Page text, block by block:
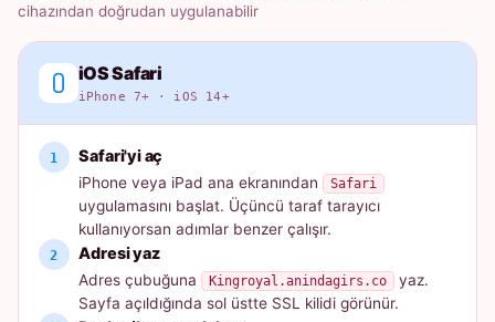
cihazından doğrudan uygulanabilir
iOS Safari
iPhone 7+ · iOS 14+
Safari'yi aç
iPhone veya iPad ana ekranından Safari
uygulamasını başlat. Üçüncü taraf tarayıcı
kullanıyorsan adımlar benzer çalışır.
Adresi yaz
Adres çubuğuna Kingroyal.anindagirs.co
yaz.
Sayfa açıldığında sol üstte SSL kilidi görünür.